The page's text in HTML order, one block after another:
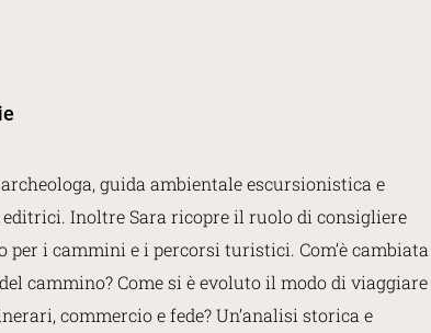
guida ambientale escursionistica e
editrici. Inoltre Sara ricopre il ruolo di consigliere
i cammini e i percorsi turistici. Com’è cambiata
cammino? Come si è evoluto il modo di viaggiare
commercio e fede? Un’analisi storica e